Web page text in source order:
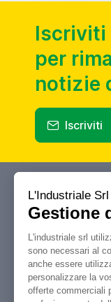
Iscriviti
per
notizie
Iscriviti
Il tuo portale di
compravendita,
macchine
industriali.